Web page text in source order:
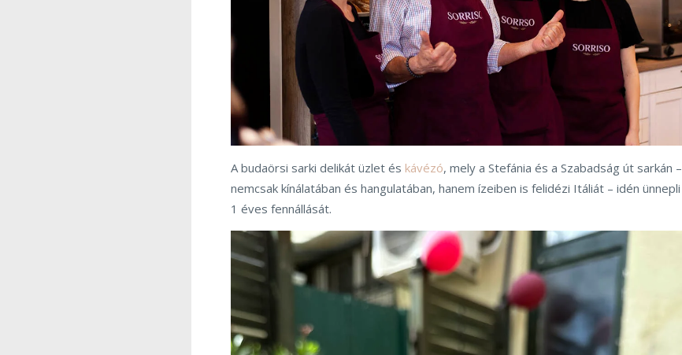
A budaörsi sarki delikát üzlet és kávézó, mely a Stefánia és a Szabadság út sarkán –
nemcsak kínálatában és hangulatában, hanem ízeiben is felidézi Itáliát – idén ünnepli
1 éves fennállását.